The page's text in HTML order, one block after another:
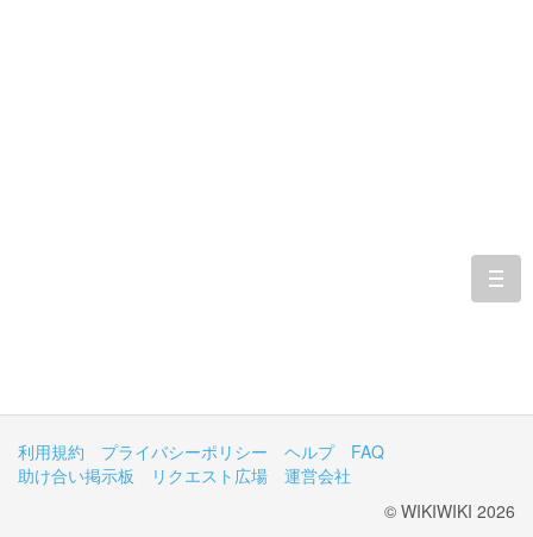
利用規約 プライバシーポリシー ヘルプ
FAQ
助け合い掲示板
リクエスト広場
運営会社
© WIKIWIKI 2026